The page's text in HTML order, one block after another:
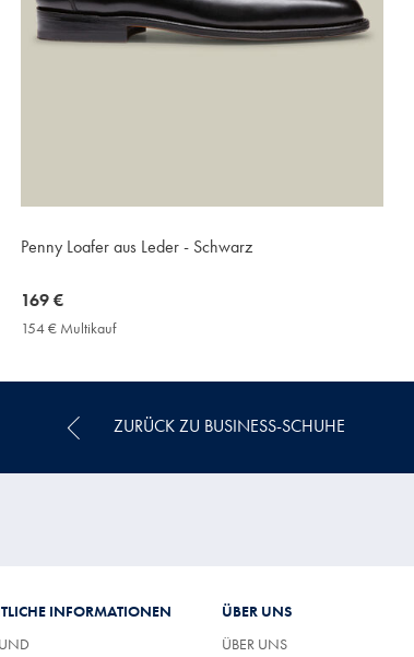
Penny Loafer aus Leder - Schwarz
now
169
169 €
154 € Multikauf154
Price
ZURÜCK ZU BUSINESS-SCHUHE
INFORMATIONEN
ÜBER UNS
ÜBER UNS